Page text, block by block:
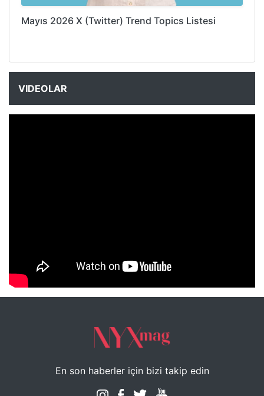
Mayıs 2026 X (Twitter) Trend Topics Listesi
VIDEOLAR
NYXmag 2. Yaş Kutlama Etkinliği
En son haberler için bizi takip edin